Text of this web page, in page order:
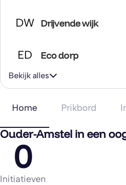
DW Drijvende wijk
ED Eco dorp
Bekijk alles
Home Prikbord
Ouder-Amstel in een
0
Initiatieven